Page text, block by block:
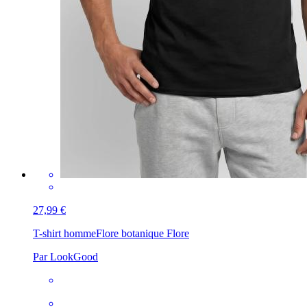
27,99 €
T-shirt hommeFlore botanique Flore
Par LookGood